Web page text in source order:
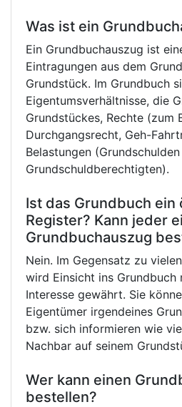
Was ist ein
Ein Grundbuchauszug ist
Eintragungen aus dem
Grundstück. Im Grundbuch
Eigentumsverhältnisse, die
Grundstückes, Rechte (zum
Durchgangsrecht, Geh-
Belastungen
Grundschuldberechtigten).
Ist das Grundbuch ein
Register? Kann jeder
Grundbuchauszug
Nein. Im Gegensatz zu
wird Einsicht ins
Interesse gewährt. Sie
Eigentümer irgendeines
bzw. sich informieren wie
Nachbar auf seinem
Wer kann einen
bestellen?